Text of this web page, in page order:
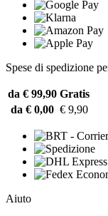
Spese di spedizione
da € 99,90 Gratis
da € 0,00 € 9,90
Aiuto